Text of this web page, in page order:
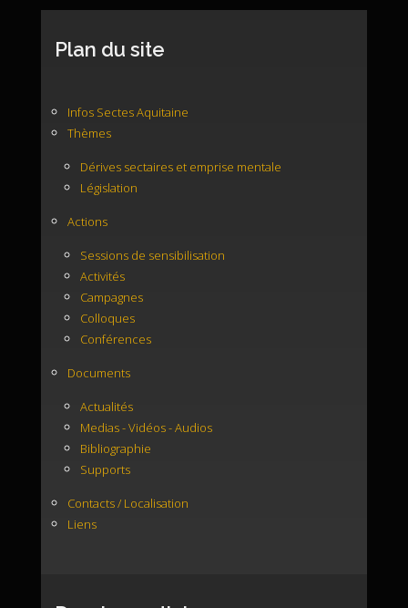
Plan du site
Infos Sectes Aquitaine
Thèmes
Dérives sectaires et emprise mentale
Législation
Actions
Sessions de sensibilisation
Activités
Campagnes
Colloques
Conférences
Documents
Actualités
Medias - Vidéos - Audios
Bibliographie
Supports
Contacts / Localisation
Liens